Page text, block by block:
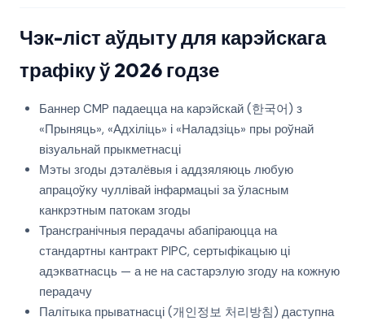
Чэк-ліст аўдыту для карэйскага
трафіку ў 2026 годзе
Баннер CMP падаецца на карэйскай (한국어) з
«Прыняць», «Адхіліць» і «Наладзіць» пры роўнай
візуальнай прыкметнасці
Мэты згоды дэталёвыя і аддзяляюць любую
апрацоўку чуллівай інфармацыі за ўласным
канкрэтным патокам згоды
Трансгранічныя перадачы абапіраюцца на
стандартны кантракт PIPC, сертыфікацыю ці
адэкватнасць — а не на састарэлую згоду на кожную
перадачу
Палітыка прыватнасці (개인정보 처리방침) даступна